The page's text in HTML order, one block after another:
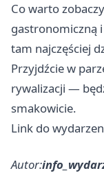
Co warto
gastronomiczną
tam najczęściej
Przyjdźcie w
rywalizacji —
smakowicie.
Link do
Autor: